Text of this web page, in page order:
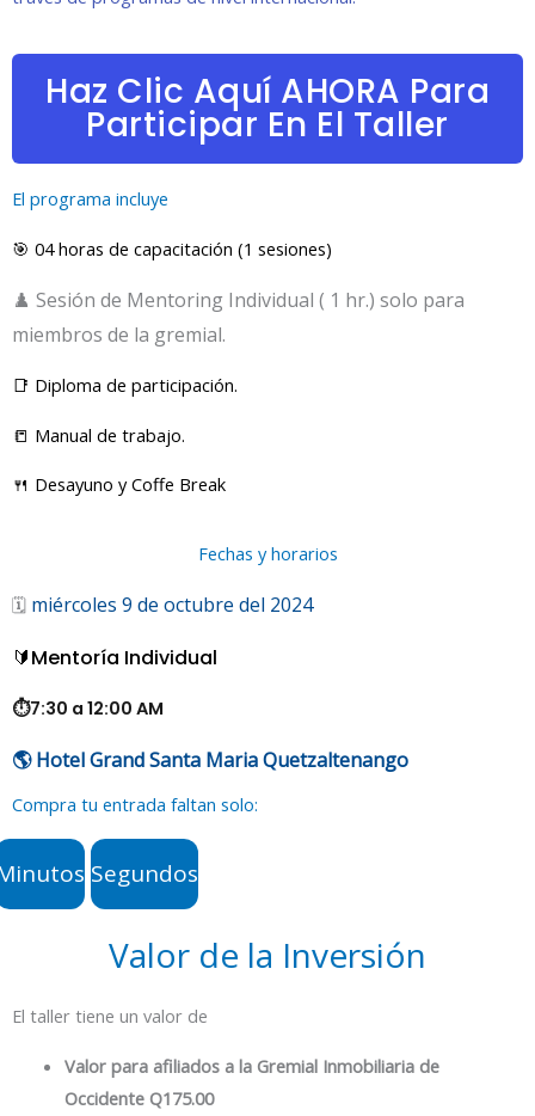
Haz Clic Aquí AHORA Para
Participar En El Taller
El programa incluye
🎯 04 horas de capacitación (1 sesiones)
♟️ Sesión de Mentoring Individual ( 1 hr.) solo para
miembros de la gremial.
📑 Diploma de participación.
📒 Manual de trabajo.
🍴 Desayuno y Coffe Break
Fechas y horarios
🗓️ miércoles 9 de octubre del 2024
🔰Mentoría Individual
⏱️7:30 a 12:00 AM
🌎 Hotel Grand Santa Maria Quetzaltenango
Compra tu entrada faltan solo:
Segundos
Valor de la Inversión
El taller tiene un valor de
Valor para afiliados a la Gremial Inmobiliaria de
Occidente Q175.00